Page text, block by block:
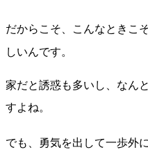
だからこそ、こんなときこ
しいんです。
家だと誘惑も多いし、なん
すよね。
でも、勇気を出して一歩外